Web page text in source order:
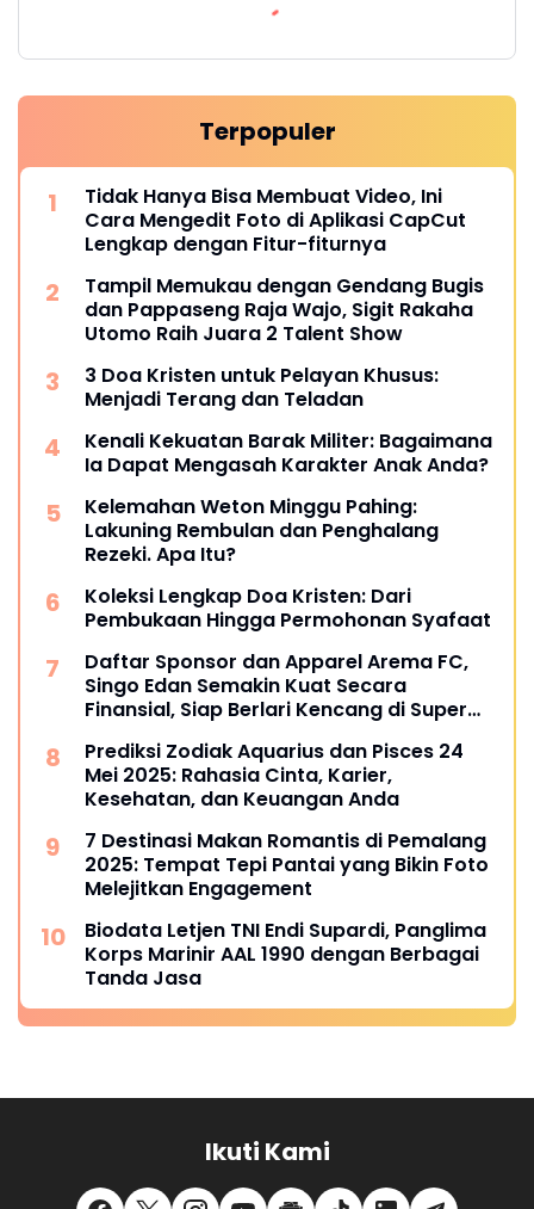
Terpopuler
Tidak Hanya Bisa Membuat Video, Ini
Cara Mengedit Foto di Aplikasi CapCut
Lengkap dengan Fitur-fiturnya
Tampil Memukau dengan Gendang Bugis
dan Pappaseng Raja Wajo, Sigit Rakaha
Utomo Raih Juara 2 Talent Show
3 Doa Kristen untuk Pelayan Khusus:
Menjadi Terang dan Teladan
Kenali Kekuatan Barak Militer: Bagaimana
Ia Dapat Mengasah Karakter Anak Anda?
Kelemahan Weton Minggu Pahing:
Lakuning Rembulan dan Penghalang
Rezeki. Apa Itu?
Koleksi Lengkap Doa Kristen: Dari
Pembukaan Hingga Permohonan Syafaat
Daftar Sponsor dan Apparel Arema FC,
Singo Edan Semakin Kuat Secara
Finansial, Siap Berlari Kencang di Super
Prediksi Zodiak Aquarius dan Pisces 24
Mei 2025: Rahasia Cinta, Karier,
Kesehatan, dan Keuangan Anda
7 Destinasi Makan Romantis di Pemalang
2025: Tempat Tepi Pantai yang Bikin Foto
Melejitkan Engagement
Biodata Letjen TNI Endi Supardi, Panglima
Korps Marinir AAL 1990 dengan Berbagai
Tanda Jasa
Ikuti Kami